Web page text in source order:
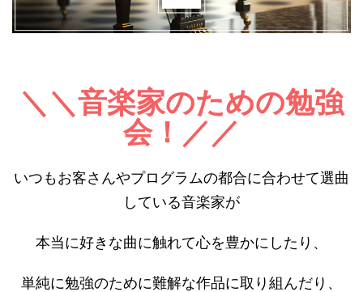
＼＼音楽家のための勉強
会！／／
いつもお客さんやプログラムの都合に合わせて選曲
している音楽家が
本当に好きな曲に触れて心を豊かにしたり、
単純に勉強のために難解な作品に取り組んだり、